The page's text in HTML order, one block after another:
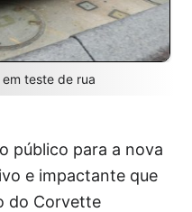
teste de rua
público para a nova
e impactante que
do Corvette